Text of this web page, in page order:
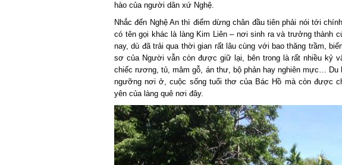
hào của người dân xứ Nghệ.
Nhắc đến Nghệ An thì điểm dừng chân đầu tiên phải nói tới
có tên gọi khác là làng Kim Liên – nơi sinh ra và trưởng thành
nay, dù đã trải qua thời gian rất lâu cùng với bao thăng trầm,
sơ của Người vẫn còn được giữ lại, bên trong là rất nhiều kỷ
chiếc rương, tủ, mâm gỗ, án thư, bộ phản hay nghiên mực… Du
ngưỡng nơi ở, cuộc sống tuổi thơ của Bác Hồ mà còn được
yên của làng quê nơi đây.